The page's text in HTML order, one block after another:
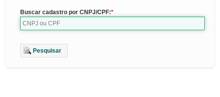
Buscar cadastro por CNPJ/CPF:
Pesquisar